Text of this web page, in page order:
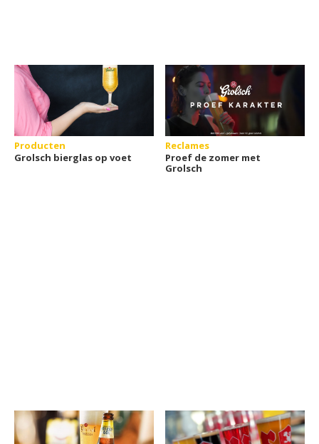
Producten
Grolsch bierglas op voet
Reclames
Proef de zomer met
Grolsch